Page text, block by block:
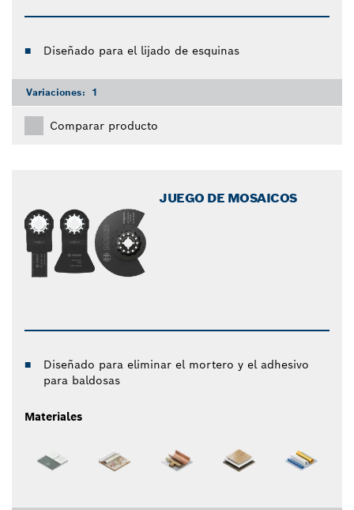
Diseñado para el lijado de esquinas
Variaciones: 1
Comparar producto
JUEGO DE MOSAICOS
Diseñado para eliminar el mortero y el adhesivo
para baldosas
Materiales